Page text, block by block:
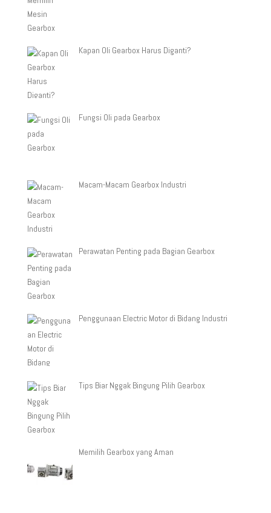
Kapan Oli Gearbox Harus Diganti?
Fungsi Oli pada Gearbox
Macam-Macam Gearbox Industri
Perawatan Penting pada Bagian Gearbox
Penggunaan Electric Motor di Bidang Industri
Tips Biar Nggak Bingung Pilih Gearbox
Memilih Gearbox yang Aman